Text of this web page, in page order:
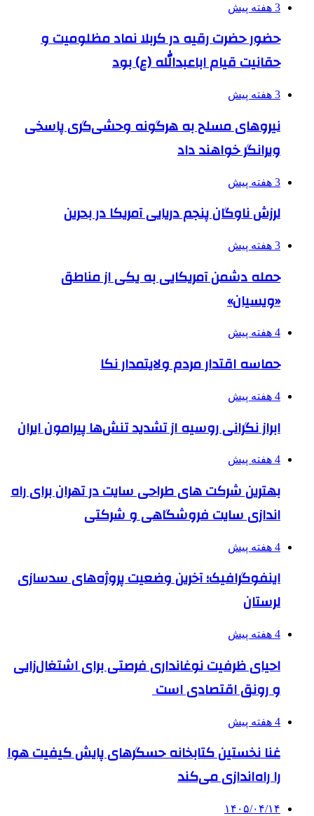
3 هفته پیش
حضور حضرت رقیه در کربلا نماد مظلومیت و
حقانیت قیام اباعبدالله (ع) بود
3 هفته پیش
نیروهای مسلح به هرگونه وحشی‌گری پاسخی
ویرانگر خواهند داد
3 هفته پیش
لرزش ناوگان پنجم دریایی آمریکا در بحرین
3 هفته پیش
حمله دشمن آمریکایی به یکی از مناطق
«ویسیان»
4 هفته پیش
حماسه اقتدار مردم ولایتمدار نکا
4 هفته پیش
ابراز نگرانی روسیه از تشدید تنش‌ها پیرامون ایران
4 هفته پیش
بهترین شرکت های طراحی سایت در تهران برای راه
اندازی سایت فروشگاهی و شرکتی
4 هفته پیش
اینفوگرافیک؛ آخرین وضعیت پروژه‌های سدسازی
لرستان
4 هفته پیش
احیای ظرفیت نوغانداری فرصتی برای اشتغال‌زایی
و رونق اقتصادی است
4 هفته پیش
غنا نخستین کتابخانه حسگرهای پایش کیفیت هوا
را راه‌اندازی می‌کند
۱۴۰۵/۰۴/۱۴